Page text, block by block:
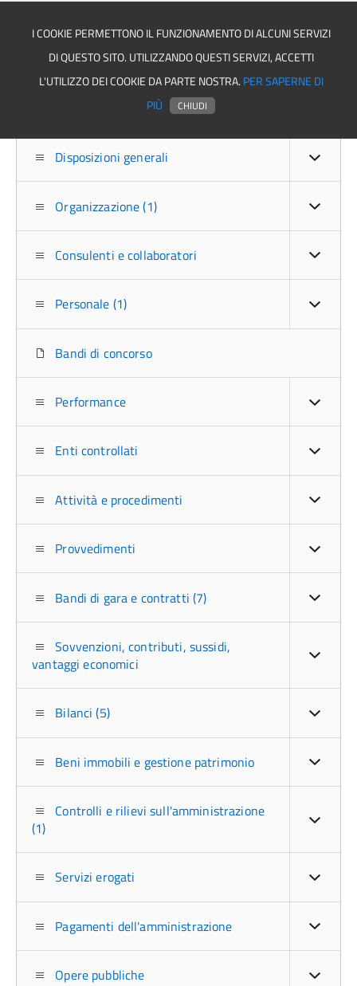
Asmel associazione
Disposizioni generali
Organizzazione (1)
Consulenti e collaboratori
Personale (1)
Bandi di concorso
Performance
Enti controllati
Attività e procedimenti
Provvedimenti
Bandi di gara e contratti (7)
Sovvenzioni, contributi, sussidi,
vantaggi economici
Bilanci (5)
Beni immobili e gestione patrimonio
Controlli e rilievi sull'amministrazione
(1)
Servizi erogati
Pagamenti dell'amministrazione
Opere pubbliche
I COOKIE PERMETTONO IL FUNZIONAMENTO DI ALCUNI SERVIZI
DI QUESTO SITO. UTILIZZANDO QUESTI SERVIZI, ACCETTI
L'UTILIZZO DEI COOKIE DA PARTE NOSTRA. PER SAPERNE DI
PIÙ
CHIUDI